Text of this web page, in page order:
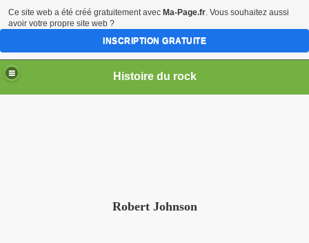
Histoire du rock
Robert Johnson
Ce site web a été créé gratuitement avec Ma-Page.fr. Vous souhaitez aussi
avoir votre propre site web ?
INSCRIPTION GRATUITE